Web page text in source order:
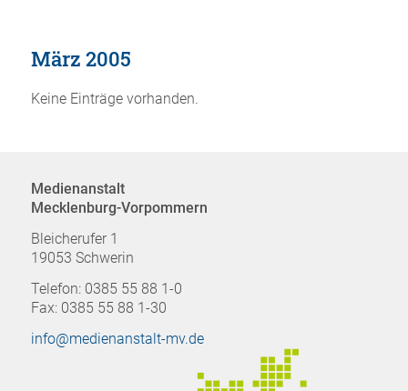
März 2005
Keine Einträge vorhanden.
Medienanstalt
Mecklenburg-Vorpommern
Bleicherufer 1
19053 Schwerin
Telefon: 0385 55 88 1-0
Fax: 0385 55 88 1-30
info@medienanstalt-mv.de